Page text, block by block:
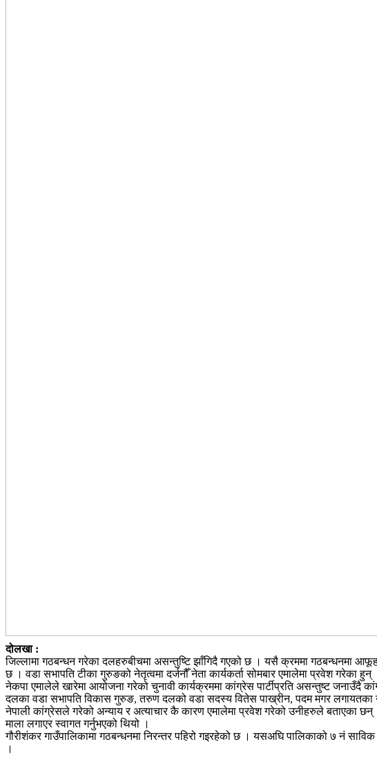
दोलखा :
जिल्लामा गठबन्धन गरेका दलहरुबीचमा असन्तुष्टि झाँगिदै गएको छ । यसै क्रममा गठबन्धनमा
छ । वडा सभापति टीका गुरुङको नेतृत्वमा दर्जनौँ नेता कार्यकर्ता सोमबार एमालेमा प्रवेश गरेका हुन्
नेकपा एमालेले खारेमा आयोजना गरेको चुनावी कार्यक्रममा कांग्रेस पार्टीप्रति असन्तुष्ट जनाउँदै
दलका वडा सभापति विकास गुरुङ, तरुण दलको वडा सदस्य वितेस पाख्रीन, पदम मगर लगायतका
नेपाली कांग्रेसले गरेको अन्याय र अत्याचार कै कारण एमालेमा प्रवेश गरेको उनीहरुले बताएका
माला लगाएर स्वागत गर्नुभएको थियो ।
गौरीशंकर गाउँपालिकामा गठबन्धनमा निरन्तर पहिरो गइरहेको छ । यसअघि पालिकाको ७ नं
।